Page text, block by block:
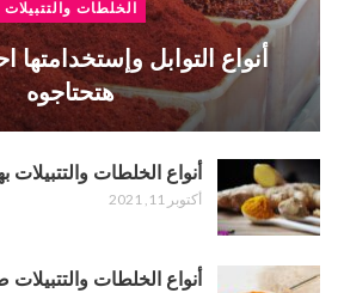
الخلطات والتتبيلات
أنواع التوابل
هتحتاجوه
أنواع الخلطات والتتبيلات
أكتوبر 11, 2021
أنواع الخلطات